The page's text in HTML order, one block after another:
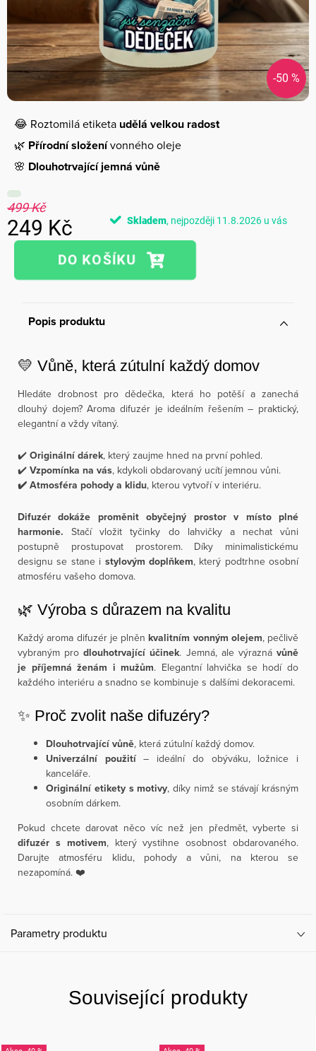
-50 %
😂 Roztomilá etiketa udělá velkou radost
🌿 Přírodní složenívonného oleje
🌸 Dlouhotrvající jemná vůně
499 Kč
249 Kč
Měrná
Skladem 11.8.2026
Popis produktu
💛 Vůně, která zútulní každý domov
Hledáte drobnost pro dědečka, která ho potěší a zanechá
dlouhý dojem? Aroma difuzér je ideálním řešením – praktický,
elegantní a vždy vítaný.
✔️ Originální dárek, který zaujme hned na první pohled.
✔️ Vzpomínka na vás, kdykoli obdarovaný ucítí jemnou vůni.
✔️ Atmosféra pohody a klidu, kterou vytvoří v interiéru.
Difuzér dokáže proměnit obyčejný prostor v místo plné
harmonie. Stačí vložit tyčinky do lahvičky a nechat vůni
postupně prostupovat prostorem. Díky minimalistickému
designu se stane i stylovým doplňkem, který podtrhne osobní
atmosféru vašeho domova.
🌿 Výroba s důrazem na kvalitu
Každý aroma difuzér je plněn kvalitním vonným olejem, pečlivě
vybraným prodlouhotrvající účinek. Jemná, ale výraznávůně
je příjemná ženám i mužům. Elegantní lahvička se hodí do
každého interiéru a snadno se kombinuje s dalšími dekoracemi.
✨ Proč zvolit naše difuzéry?
Dlouhotrvající vůně, která zútulní každý domov.
Univerzální použití– ideální do obýváku, ložnice i
kanceláře.
Originální etikety s motivy, díky nimž se stávají krásným
osobním dárkem.
Pokud chcete darovat něco víc než jen předmět, vyberte si
difuzér s motivem, který vystihne osobnost obdarovaného.
Darujte atmosféru klidu, pohody a vůni, na kterou se
nezapomíná. ❤️
Parametry produktu
Související produkty